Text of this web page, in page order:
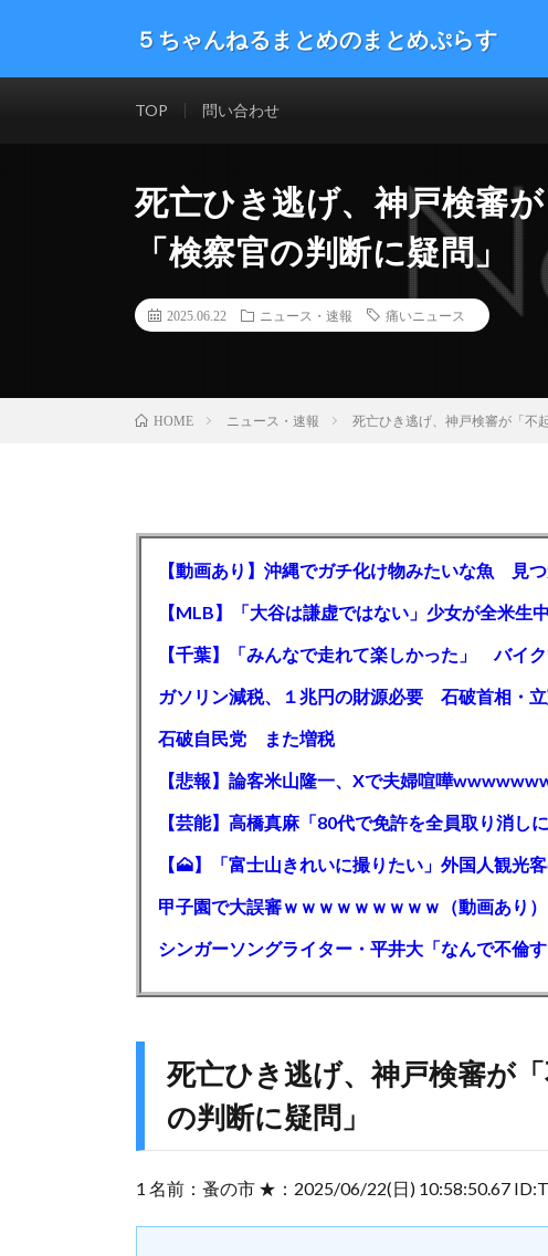
５ちゃんねるまとめのまとめぷらす
した。ネタ・速報 エンタメ 生活 趣味 漫画アニメ ゲーム サイエ
TOP 問い合わせ
死亡ひき逃げ、神戸検審
「検察官の判断に疑問」
2025.06.22 ニュース・速報 痛いニュース
HOME ニュース・速報 死亡ひき逃げ、神戸検審が「不
【動画あり】沖縄でガチ化け物みたいな魚 見
石破自民党 また増税
【悲報】論客米山隆一、Xで夫婦喧嘩
甲子園で大誤審ｗｗｗｗｗｗｗｗｗ（動画あり）
死亡ひき逃げ、神戸検審が
の判断に疑問」
1 名前：蚤の市 ★：2025/06/22(日) 10:58:50.67